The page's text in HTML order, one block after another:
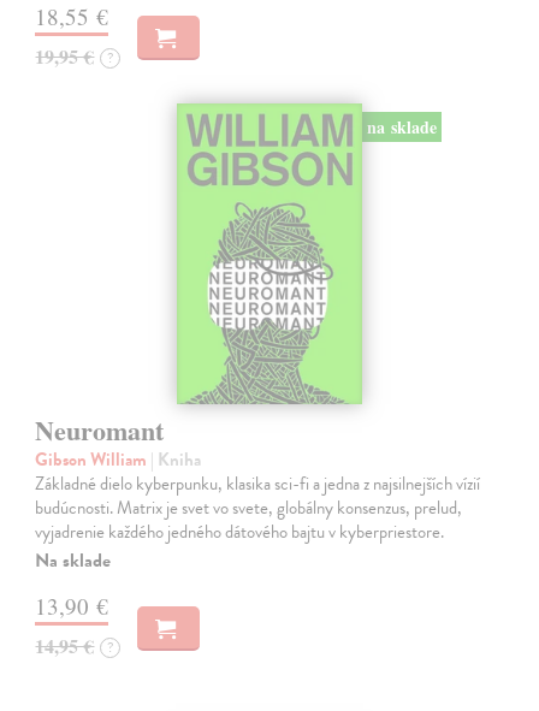
18,55 €
19,95 € ?
na sklade
Neuromant
Gibson William | Kniha
Základné dielo kyberpunku, klasika sci-fi a jedna z najsilnejších vízií
budúcnosti. Matrix je svet vo svete, globálny konsenzus, prelud,
vyjadrenie každého jedného dátového bajtu v kyberpriestore.
Na sklade
13,90 €
14,95 € ?